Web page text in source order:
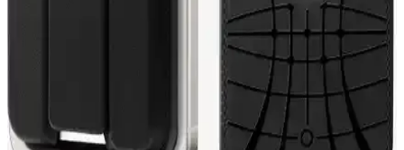
Spigen iPhone 13 ve 14 Kılıflarının Karşılaştırması:
Liquid Air ve Core Armor MagFit özellikleri
Spigen Liquid Air ve Core Armor MagFit kılıflarını karşılaştırıyoruz.
Her biri dayanıklı, şık ve koruma sağlar. Hangi model ihtiyaçlarınıza
uygun, detaylar ve kullanıcı yorumlarıyla anlatılıyor.